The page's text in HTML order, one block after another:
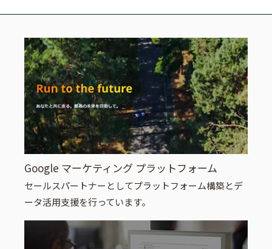
Google マーケティング プラットフォーム
セールスパートナーとしてプラットフォーム構築とデ
ータ活用支援を行っています。